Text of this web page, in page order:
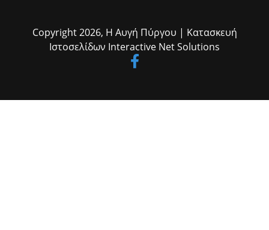
Βύρων Πολύδωρας, ο πρόεδρος του Δημοτικού Συμβουλίου
Ανδρίτσαινας-Κρεστένων κ. Κώστας Δρακόπουλος, ο πρόεδρος του
Επιμελητηρίου Ηλείας κ. Κώστας Λεβέντης, ο διοικητής του Γ.Ν.
Ηλείας κ. Σπ. Πολίτης, οι αντιδήμαρχοι κ.κ. Γιάννης Δάγκαρης, Μιλτ.
Γεωργακόπουλος και Δημήτρης Μικέλης, ο εκπρόσωπος του
Δημητρουλόπουλος, η αρμόδια αρχαιολόγος κ. Ζαχαρούλα
Copyright 2026, Η Αυγή Πύργου | Κατασκευή
Ιστοσελίδων Interactive Net Solutions